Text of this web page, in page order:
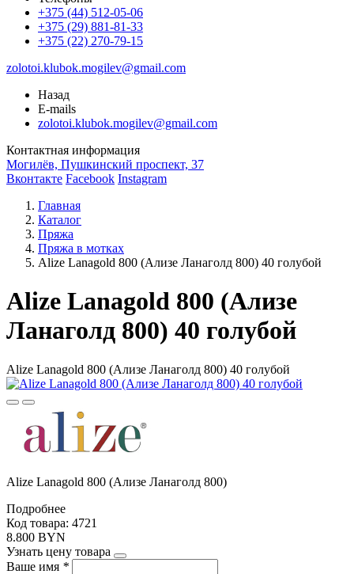
+375 (44) 512-05-06
+375 (29) 881-81-33
+375 (22) 270-79-15
zolotoi.klubok.mogilev@gmail.com
Назад
E-mails
zolotoi.klubok.mogilev@gmail.com
Контактная информация
Могилёв, Пушкинский проспект, 37
Вконтакте Facebook Instagram
Главная
Каталог
Пряжа
Пряжа в мотках
Alize Lanagold 800 (Ализе Ланаголд 800) 40 голубой
Alize Lanagold 800 (Ализе
Ланаголд 800) 40 голубой
Alize Lanagold 800 (Ализе Ланаголд 800) 40 голубой
Alize Lanagold 800 (Ализе Ланаголд 800)
Подробнее
Код товара: 4721
8.800 BYN
Узнать цену товара
Ваше имя *